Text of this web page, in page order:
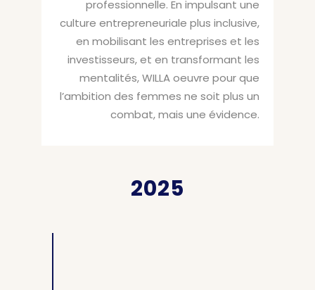
professionnelle. En impulsant une
culture entrepreneuriale plus inclusive,
en mobilisant les entreprises et les
investisseurs, et en transformant les
mentalités, WILLA oeuvre pour que
l’ambition des femmes ne soit plus un
combat, mais une évidence.
2025